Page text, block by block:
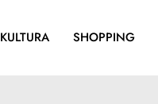
KULTURA SHOPPING